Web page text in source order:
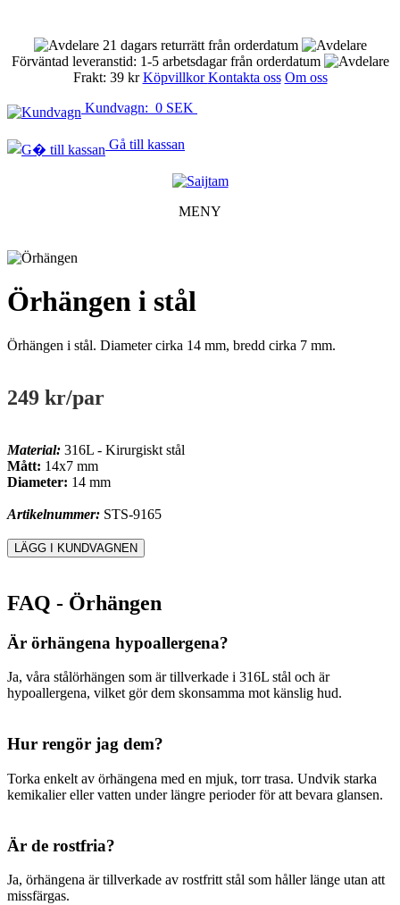
21 dagars returrätt från orderdatum
Förväntad leveranstid: 1-5 arbetsdagar från orderdatum
Frakt: 39 krKöpvillkorKontakta oss Om oss
Kundvagn: 0 SEK
Gå till kassan
MENY
Örhängen i stål
Örhängen i stål. Diameter cirka 14 mm, bredd cirka 7 mm.
249 kr/par
Material: 316L - Kirurgiskt stål
Mått: 14x7 mm
Diameter: 14 mm
Artikelnummer: STS-9165
FAQ - Örhängen
Är örhängena hypoallergena?
Ja, våra stålörhängen som är tillverkade i 316L stål och är
hypoallergena, vilket gör dem skonsamma mot känslig hud.
Hur rengör jag dem?
Torka enkelt av örhängena med en mjuk, torr trasa. Undvik starka
kemikalier eller vatten under längre perioder för att bevara glansen.
Är de rostfria?
Ja, örhängena är tillverkade av rostfritt stål som håller länge utan att
missfärgas.